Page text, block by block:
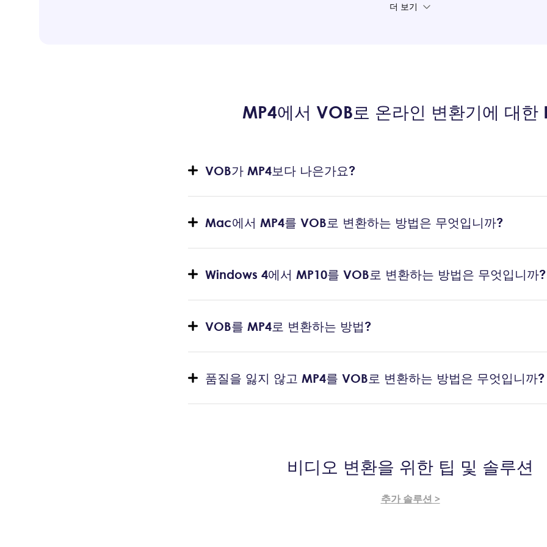
더 보기
MP4에서 VOB로 온라인 변환기에 대한
VOB가 MP4보다 나은가요?
Mac에서 MP4를 VOB로 변환하는 방법은 무엇입니까?
Windows 4에서 MP10를 VOB로 변환하는 방법은 무엇입니까?
VOB를 MP4로 변환하는 방법?
품질을 잃지 않고 MP4를 VOB로 변환하는 방법은 무엇입니까?
비디오 변환을 위한 팁 및 솔루션
추가 솔루션 >